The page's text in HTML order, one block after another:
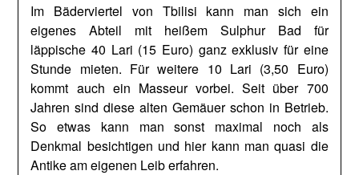
Im Bäderviertel von Tbilisi kann man sich ein
eigenes Abteil mit heißem Sulphur Bad für
läppische 40 Lari (15 Euro) ganz exklusiv für eine
Stunde mieten. Für weitere 10 Lari (3,50 Euro)
kommt auch ein Masseur vorbei. Seit über 700
Jahren sind diese alten Gemäuer schon in Betrieb.
So etwas kann man sonst maximal noch als
Denkmal besichtigen und hier kann man quasi die
Antike am eigenen Leib erfahren.